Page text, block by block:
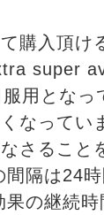
購入頂け
super
用となっ
なってい
さること
間隔は24
果の継続